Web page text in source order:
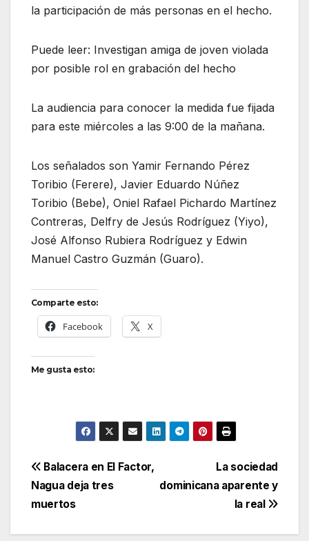
la participación de más personas en el hecho.
Puede leer: Investigan amiga de joven violada
por posible rol en grabación del hecho
La audiencia para conocer la medida fue fijada
para este miércoles a las 9:00 de la mañana.
Los señalados son Yamir Fernando Pérez
Toribio (Ferere), Javier Eduardo Núñez
Toribio (Bebe), Oniel Rafael Pichardo Martínez
Contreras, Delfry de Jesús Rodríguez (Yiyo),
José Alfonso Rubiera Rodríguez y Edwin
Manuel Castro Guzmán (Guaro).
Comparte esto:
Facebook X
Me gusta esto:
Navegación
de
entradas
La sociedad
dominicana aparente y
la real
Balacera en El Factor,
Nagua deja tres
muertos